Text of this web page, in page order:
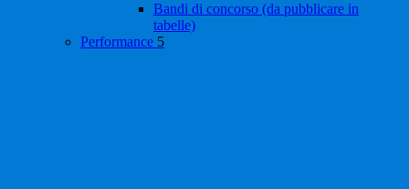
Bandi di concorso (da pubblicare in
tabelle)
Performance 5